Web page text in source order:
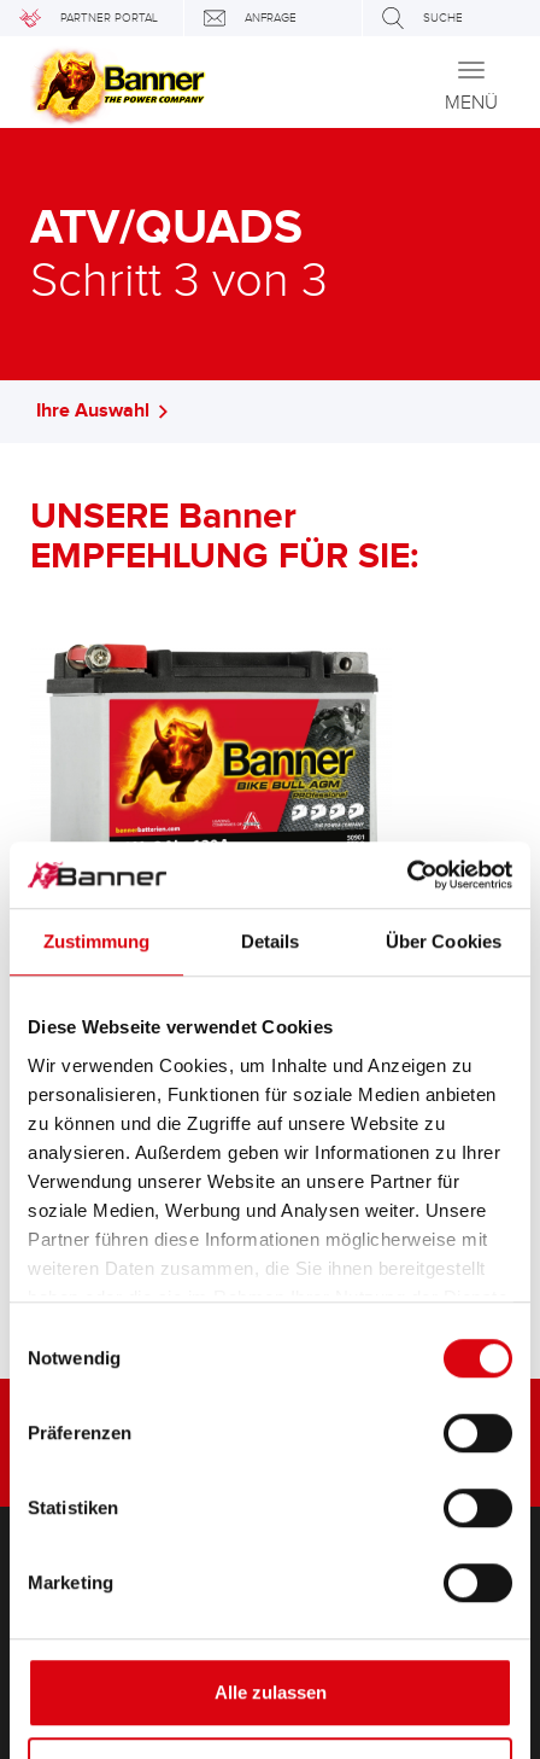
Zustimmung Details Über Cookies
Diese Webseite verwendet Cookies
Wir verwenden Cookies, um Inhalte und Anzeigen zu
personalisieren, Funktionen für soziale Medien anbieten
zu können und die Zugriffe auf unsere Website zu
analysieren. Außerdem geben wir Informationen zu Ihrer
Verwendung unserer Website an unsere Partner für
soziale Medien, Werbung und Analysen weiter. Unsere
Partner führen diese Informationen möglicherweise mit
weiteren Daten zusammen, die Sie ihnen bereitgestellt
haben oder die sie im Rahmen Ihrer Nutzung der Dienste
Notwendig
Präferenzen
Statistiken
Marketing
Alle zulassen
PARTNER PORTAL ANFRAGE SUCHE
Toggle
MENÜ
ATV/QUADS
Schritt 3 von 3
Ihre Auswahl
UNSERE Banner
EMPFEHLUNG FÜR SIE:
Bike Bull AGM PROfessional
Originalqualität zum Nachrüsten (OE).
PRODUKTDETAILS >
Diese Batterie kaufen:
PRODUKTE
Zubehör für PKW und Nutzfahrzeuge
(Semi-) Traktion & Standby
Lithium